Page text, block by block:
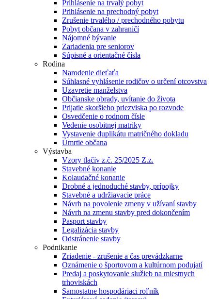
Prihlásenie na trvalý pobyt
Prihlásenie na prechodný pobyt
Zrušenie trvalého / prechodného pobytu
Pobyt občana v zahraničí
Nájomné bývanie
Zariadenia pre seniorov
Súpisné a orientačné čísla
Rodina
Narodenie dieťaťa
Súhlasné vyhlásenie rodičov o určení otcovstva
Uzavretie manželstva
Občianske obrady, uvítanie do života
Prijatie skoršieho priezviska po rozvode
Osvedčenie o rodnom čísle
Vedenie osobitnej matriky
Vystavenie duplikátu matričného dokladu
Úmrtie občana
Výstavba
Vzory tlačív z.č. 25/2025 Z.z.
Stavebné konanie
Kolaudačné konanie
Drobné a jednoduché stavby, prípojky
Stavebné a udržiavacie práce
Návrh na povolenie zmeny v užívaní stavby
Návrh na zmenu stavby pred dokončením
Pasport stavby
Legalizácia stavby
Odstránenie stavby
Podnikanie
Zriadenie - zrušenie a čas prevádzkarne
Oznámenie o športovom a kultúrnom podujatí
Predaj a poskytovanie služieb na miestnych
trhoviskách
Samostatne hospodáriaci roľník